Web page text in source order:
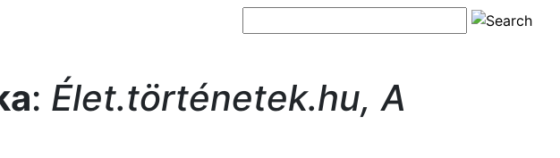
: Élet.történetek.hu, A